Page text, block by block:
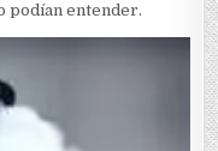
podían entender.